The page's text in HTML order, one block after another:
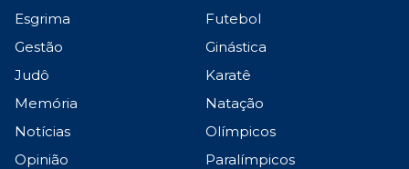
Esgrima
Futebol
Gestão
Ginástica
Judô
Karatê
Memória
Natação
Notícias
Olímpicos
Opinião
Paralímpicos